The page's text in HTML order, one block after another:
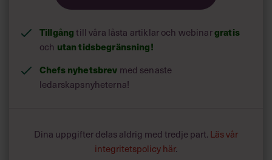
Tillgångtill våra låsta artiklar och webinargratis
och utan tidsbegränsning!
Chefs nyhetsbrev med senaste
ledarskapsnyheterna!
Dina uppgifter delas aldrig med tredje part. Läs vår
integritetspolicy här.